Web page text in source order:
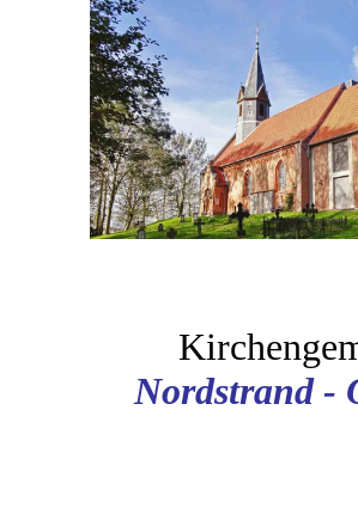
Nordstrand -